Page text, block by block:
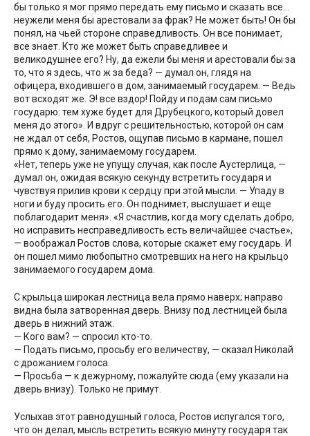
бы только я мог прямо передать ему письмо и сказать все…
неужели меня бы арестовали за фрак? Не может быть! Он бы
понял, на чьей стороне справедливость. Он все понимает,
все знает. Кто же может быть справедливее и
великодушнее его? Ну, да ежели бы меня и арестовали бы за
то, что я здесь, что ж за беда? — думал он, глядя на
офицера, входившего в дом, занимаемый государем. — Ведь
вот всходят же. Э! все вздор! Пойду и подам сам письмо
государю: тем хуже будет для Друбецкого, который довел
меня до этого». И вдруг с решительностью, которой он сам
не ждал от себя, Ростов, ощупав письмо в кармане, пошел
прямо к дому, занимаемому государем.
«Нет, теперь уже не упущу случая, как после Аустерлица, —
думал он, ожидая всякую секунду встретить государя и
чувствуя прилив крови к сердцу при этой мысли. — Упаду в
ноги и буду просить его. Он поднимет, выслушает и еще
поблагодарит меня». «Я счастлив, когда могу сделать добро,
но исправить несправедливость есть величайшее счастье»,
— воображал Ростов слова, которые скажет ему государь. И
он пошел мимо любопытно смотревших на него на крыльцо
занимаемого государем дома.
С крыльца широкая лестница вела прямо наверх; направо
видна была затворенная дверь. Внизу под лестницей была
дверь в нижний этаж.
— Кого вам? — спросил кто-то.
— Подать письмо, просьбу его величеству, — сказал Николай
с дрожанием голоса.
— Просьба — к дежурному, пожалуйте сюда (ему указали на
дверь внизу). Только не примут.
Услыхав этот равнодушный голоса, Ростов испугался того,
что он делал, мысль встретить всякую минуту государя так